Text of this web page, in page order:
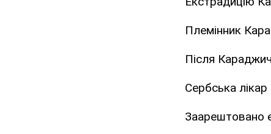
Племінник
Після
Сербська
Заарештовано